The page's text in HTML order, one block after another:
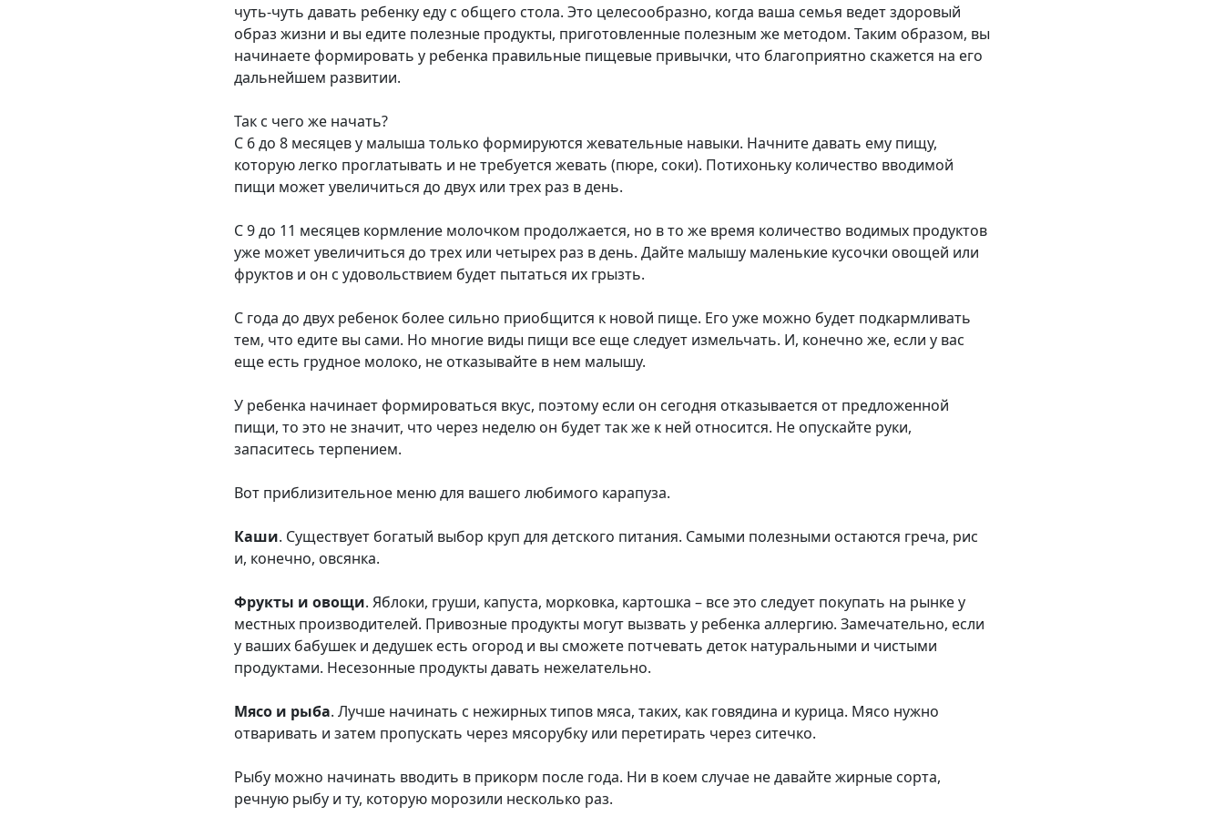
чуть-чуть давать ребенку еду с общего стола. Это целесообразно, когда ваша семья ведет здоровый
образ жизни и вы едите полезные продукты, приготовленные полезным же методом. Таким образом, вы
начинаете формировать у ребенка правильные пищевые привычки, что благоприятно скажется на его
дальнейшем развитии.
Так с чего же начать?
С 6 до 8 месяцев у малыша только формируются жевательные навыки. Начните давать ему пищу,
которую легко проглатывать и не требуется жевать (пюре, соки). Потихоньку количество вводимой
пищи может увеличиться до двух или трех раз в день.
С 9 до 11 месяцев кормление молочком продолжается, но в то же время количество водимых продуктов
уже может увеличиться до трех или четырех раз в день. Дайте малышу маленькие кусочки овощей или
фруктов и он с удовольствием будет пытаться их грызть.
С года до двух ребенок более сильно приобщится к новой пище. Его уже можно будет подкармливать
тем, что едите вы сами. Но многие виды пищи все еще следует измельчать. И, конечно же, если у вас
еще есть грудное молоко, не отказывайте в нем малышу.
У ребенка начинает формироваться вкус, поэтому если он сегодня отказывается от предложенной
пищи, то это не значит, что через неделю он будет так же к ней относится. Не опускайте руки,
запаситесь терпением.
Вот приблизительное меню для вашего любимого карапуза.
Каши. Существует богатый выбор круп для детского питания. Самыми полезными остаются греча, рис
и, конечно, овсянка.
Фрукты и овощи. Яблоки, груши, капуста, морковка, картошка – все это следует покупать на рынке у
местных производителей. Привозные продукты могут вызвать у ребенка аллергию. Замечательно, если
у ваших бабушек и дедушек есть огород и вы сможете потчевать деток натуральными и чистыми
продуктами. Несезонные продукты давать нежелательно.
Мясо и рыба. Лучше начинать с нежирных типов мяса, таких, как говядина и курица. Мясо нужно
отваривать и затем пропускать через мясорубку или перетирать через ситечко.
Рыбу можно начинать вводить в прикорм после года. Ни в коем случае не давайте жирные сорта,
речную рыбу и ту, которую морозили несколько раз.